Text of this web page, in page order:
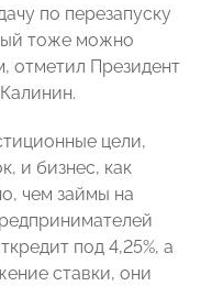
по перезапуску
тоже можно
отметил Президент
цели,
и бизнес, как
чем займы на
под 4,25%, а
ставки, они